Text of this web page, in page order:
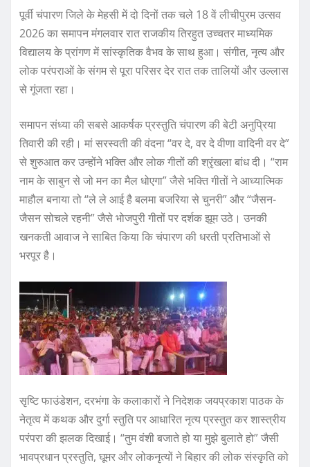
पूर्वी चंपारण जिले के मेहसी में दो दिनों तक चले 18 वें लीचीपुरम उत्सव
2026 का समापन मंगलवार रात राजकीय तिरहुत उच्चतर माध्यमिक
विद्यालय के प्रांगण में सांस्कृतिक वैभव के साथ हुआ। संगीत, नृत्य और
लोक परंपराओं के संगम से पूरा परिसर देर रात तक तालियों और उल्लास
से गूंजता रहा।
समापन संध्या की सबसे आकर्षक प्रस्तुति चंपारण की बेटी अनुप्रिया
तिवारी की रही। मां सरस्वती की वंदना “वर दे, वर दे वीणा वादिनी वर दे”
से शुरुआत कर उन्होंने भक्ति और लोक गीतों की श्रृंखला बांध दी। “राम
नाम के साबुन से जो मन का मैल धोएगा” जैसे भक्ति गीतों ने आध्यात्मिक
माहौल बनाया तो “ले ले आई है बलमा बजरिया से चुनरी” और “जैसन-
जैसन सोचले रहनी” जैसे भोजपुरी गीतों पर दर्शक झूम उठे। उनकी
खनकती आवाज ने साबित किया कि चंपारण की धरती प्रतिभाओं से
भरपूर है।
सृष्टि फाउंडेशन, दरभंगा के कलाकारों ने निदेशक जयप्रकाश पाठक के
नेतृत्व में कथक और दुर्गा स्तुति पर आधारित नृत्य प्रस्तुत कर शास्त्रीय
परंपरा की झलक दिखाई। “तुम वंशी बजाते हो या मुझे बुलाते हो” जैसी
भावप्रधान प्रस्तुति, घूमर और लोकनृत्यों ने बिहार की लोक संस्कृति को